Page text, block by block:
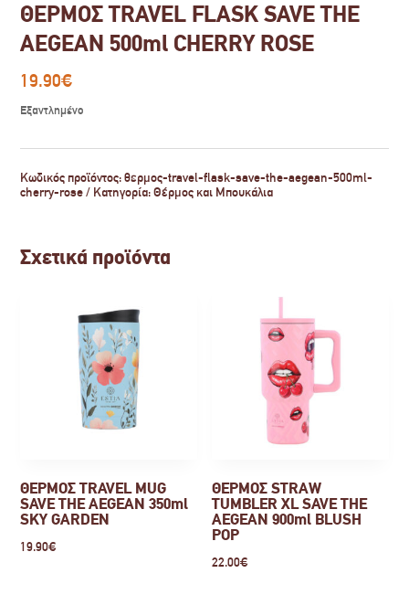
ΘΕΡΜΟΣ TRAVEL FLASK SAVE THE
AEGEAN 500ml CHERRY ROSE
19.90€
Εξαντλημένο
Κωδικός προϊόντος:θερμος-travel-flask-save-the-aegean-500ml-
cherry-rose
Κατηγορία:Θέρμος και Μπουκάλια
Σχετικά προϊόντα
ΘΕΡΜΟΣ TRAVEL MUG
SAVE THE AEGEAN 350ml
SKY GARDEN
19.90€
ΘΕΡΜΟΣ STRAW
TUMBLER XL SAVE THE
AEGEAN 900ml BLUSH
POP
22.00€